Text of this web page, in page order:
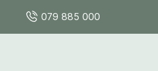
079 885 000